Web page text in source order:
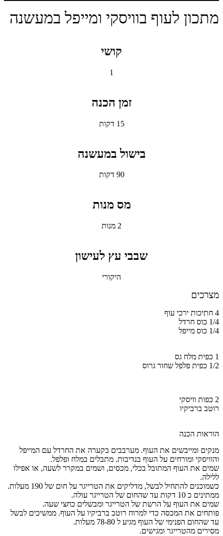
מתכון לעוף בוויסקי ומייפל במעשנה
קושי
1
זמן הכנה
15 דקות
בישול במעשנה
90 דקות
מס מנות
2 מנות
שבבי עץ לעישון
היקורי
מצרכים
4 חתיכות ירכי עוף
1/4 כוס חרדל
1/4 כוס מייפל
1 כפית מלח גס
1/2 כפית פלפל שחור גרוס
2 כפות וויסקי
רוטב ברביקיו
הוראות הכנה
מנקים ומייבשים את העוף. מערבבים בקערה את החרדל עם המייפל
והוויסקי ומורחים על העוף בנדיבות. מתבלים במלח ופלפל.
שמים את העוף המתובל בכלי, מכסים, ושמים במקרר לשעה, או אפילו
ללילה.
כשמוכנים להתחיל לבשל, מדליקים את הטרייגר על חום של 190 מעלות.
ממתינים כ 10 דקות עד שהחום של הטרייגר עולה.
שמים את העוף על הרשת של הטרייגר ומבשלים כחצי שעה.
פותחים את המכסה כדי למרוח רוטב ברביקיו על העוף. ממשיכים לבשל
עד שהחום הפנימי של העוף מגיע ל 78-80 מעלות.
מסירים מהטרייגר ומגישים.